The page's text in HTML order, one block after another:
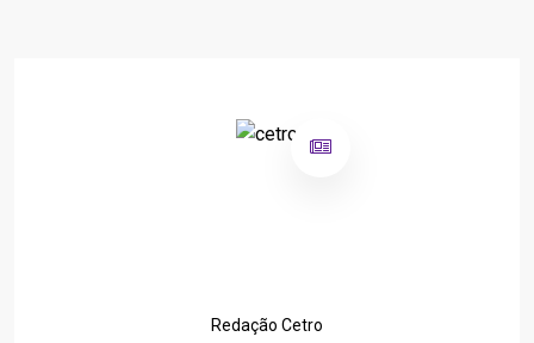
Redação Cetro